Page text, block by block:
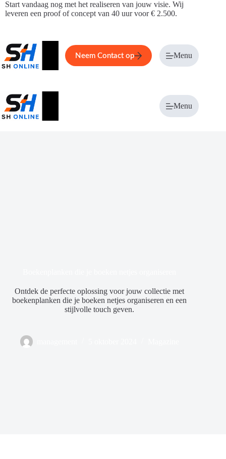
Ga
naar
Start vandaag nog met het realiseren van jouw visie. Wij
leveren een proof of concept van 40 uur voor € 2.500.
Home Service Over ons
Neem Contact op Menu
Menu
Ontdek de perfecte oplossing voor jouw collectie met
boekenplanken die je boeken netjes organiseren en een
stijlvolle touch geven.